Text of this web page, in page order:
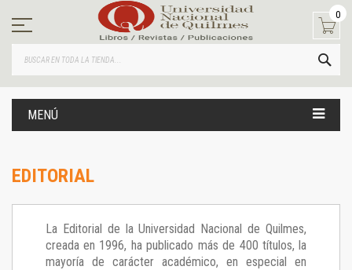
contenido
0
MENÚ
EDITORIAL
La Editorial de la Universidad Nacional de Quilmes,
creada en 1996, ha publicado más de 400 títulos, la
mayoría de carácter académico, en especial en